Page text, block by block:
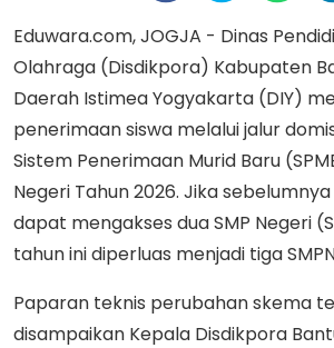
Eduwara.com, JOGJA - Dinas
Olahraga (Disdikpora) Kabupaten
Daerah Istimea Yogyakarta (DIY)
penerimaan siswa melalui jalur
Sistem Penerimaan Murid Baru
Negeri Tahun 2026. Jika
dapat mengakses dua SMP Negeri
tahun ini diperluas menjadi tiga
Paparan teknis perubahan skema
disampaikan Kepala Disdikpora